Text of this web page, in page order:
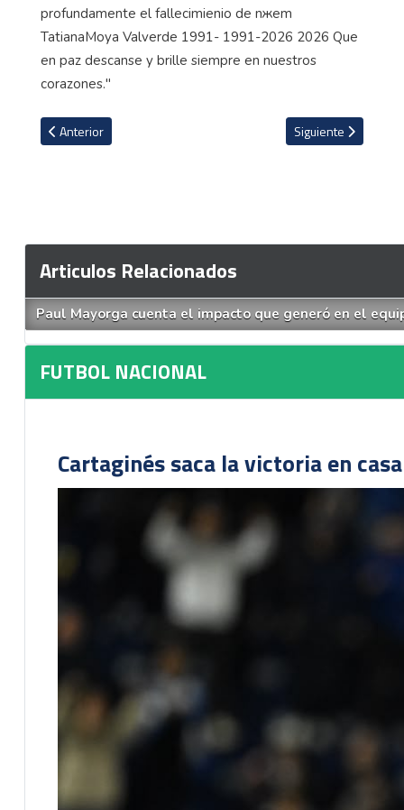
Artículo anterior: San Carlos se mantiene intratable en casa y
Anterior Artículo siguiente:
Siguiente
Articulos Relacionados
Paul Mayorga cuenta el impacto que generó en el
FUTBOL NACIONAL
Cartaginés saca la victoria en